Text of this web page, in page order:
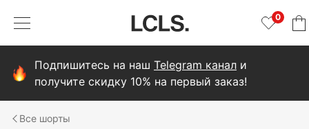
0
Подпишитесь на наш Telegram канал и
получите скидку 10% на первый заказ!
шорты